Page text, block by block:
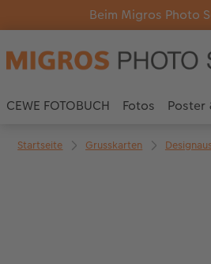
Beim Migros Photo
CEWE FOTOBUCH Fotos Poster
Startseite Grusskarten